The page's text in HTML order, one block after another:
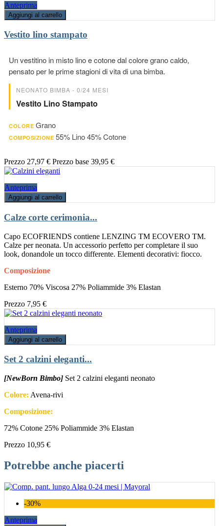
Anteprima
Aggiungi al carrello
Vestito lino stampato
Un vestitino in misto lino e cotone dal colore grano caldo,
pensato per le prime stagioni di vita di una bimba.
NEONATO BIMBA - 0/24 MESI
Vestito Lino Stampato
COLORE Grano
COMPOSIZIONE 55% Lino 45% Cotone
Prezzo 27,97 € Prezzo base 39,95 €
Anteprima
Aggiungi al carrello
Calze corte cerimonia...
Capo ECOFRIENDS contiene LENZING TM ECOVERO TM.
Calze per neonata. Un accessorio perfetto per completare il suo
look, donandole un tocco differente. Elementi decorativi: fiocco.
Composizione
Esterno 70% Viscosa 27% Poliammide 3% Elastan
Prezzo 7,95 €
Anteprima
Aggiungi al carrello
Set 2 calzini eleganti...
[NewBorn Bimbo] Set 2 calzini eleganti neonato
Colore: Avena-rivi
Composizione:
72% Cotone 25% Poliammide 3% Elastan
Prezzo 10,95 €
Potrebbe anche piacerti
-30%
Anteprima